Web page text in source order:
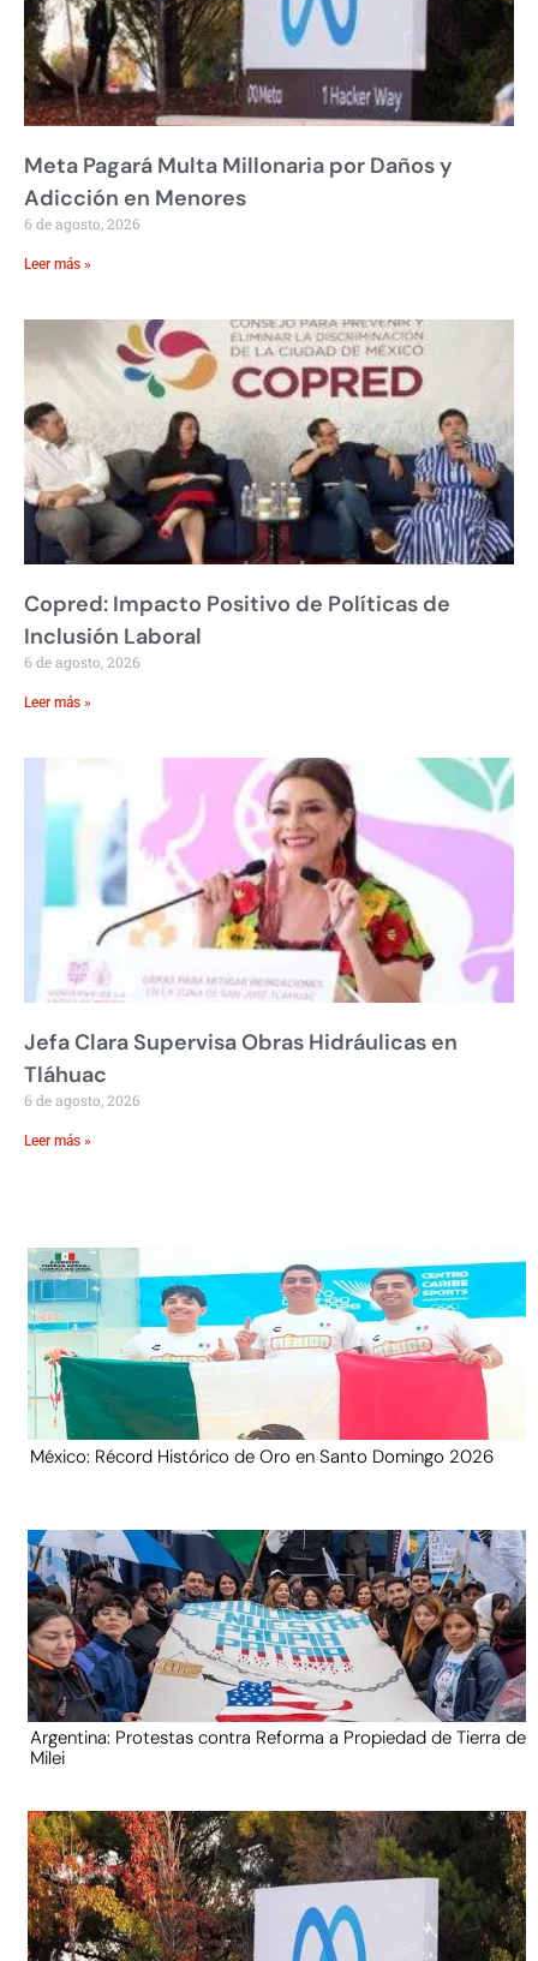
Meta Pagará Multa Millonaria por Daños y
Adicción en Menores
6 de agosto, 2026
Leer más »
Copred: Impacto Positivo de Políticas de
Inclusión Laboral
6 de agosto, 2026
Leer más »
Jefa Clara Supervisa Obras Hidráulicas en
Tláhuac
6 de agosto, 2026
Leer más »
México: Récord Histórico de Oro en Santo Domingo 2026
Argentina: Protestas contra Reforma a Propiedad de Tierra de
Milei